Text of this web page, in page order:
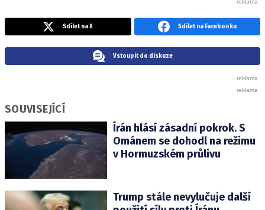
Sdílet na X Sdílet na Facebooku
Vstoupit do diskuze
SOUVISEJÍCÍ
Írán hlásí zásadní pokrok. S
Ománem se dohodl na režimu
v Hormuzském průlivu
Trump stále nevylučuje další